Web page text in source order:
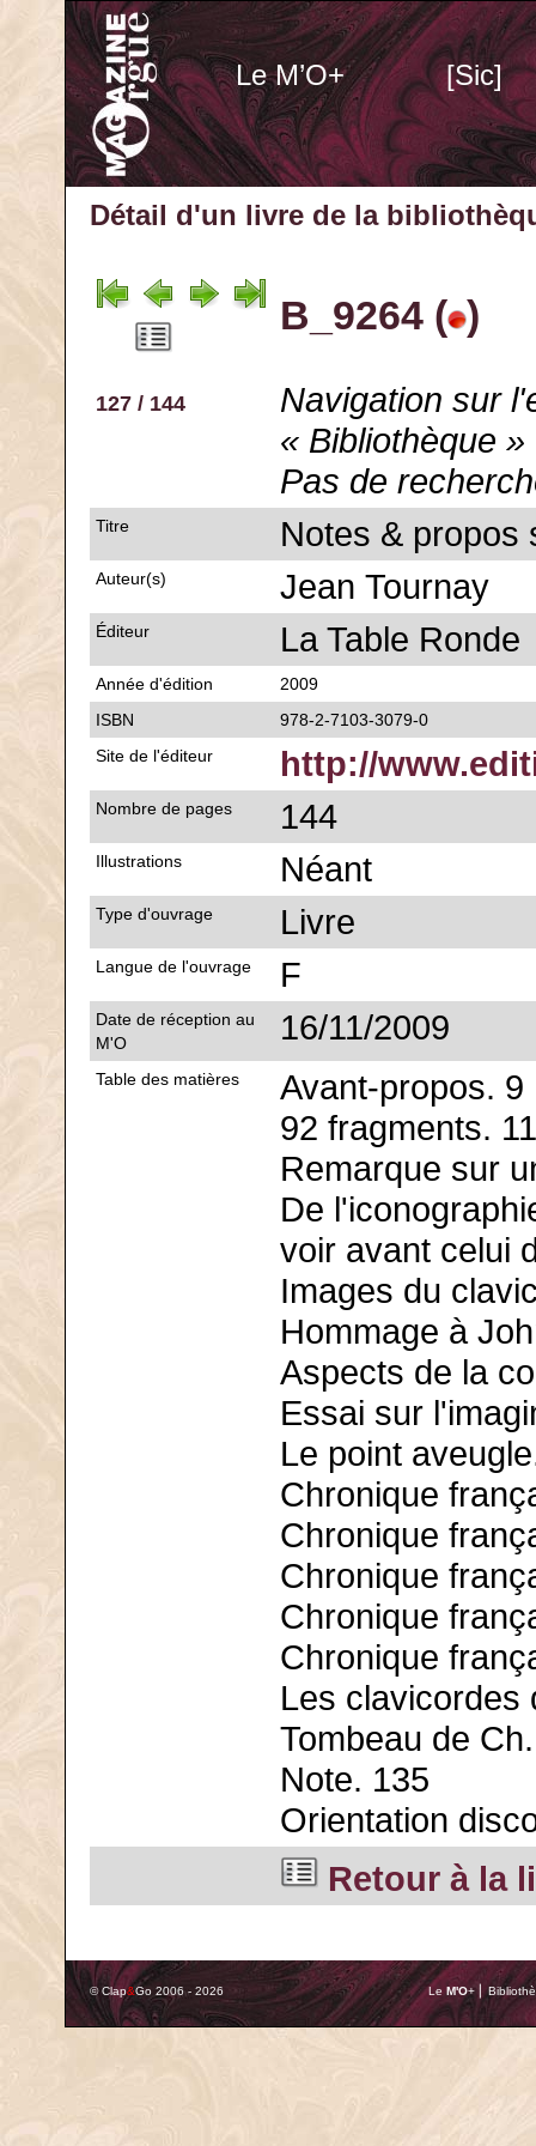
Le M’O+ [Sic]
Détail d'un livre de la
B_9264 ( )
127 / 144
Navigation sur
« Bibliothèque »
Pas de
Titre Notes & propos
Auteur(s) Jean Tournay
Éditeur La Table Ronde
Année d'édition
2009
ISBN
978-2-7103-3079-0
Site de l'éditeur
http://
Nombre de pages 144
Illustrations Néant
Type d'ouvrage Livre
Langue de l'ouvrage F
Date de réception au
M'O
16/11/2009
Table des matières
Avant-propos. 9
92 fragments. 11
Remarque sur
De
voir avant celui
Images du
Hommage à
Aspects de la
Essai sur
Le point
Chronique
Chronique
Chronique
Chronique
Chronique
Les clavicordes
Tombeau de
Note. 135
Orientation
Retour à la
© Clap&Go 2006 - 2026 Le M'O+ ⎢